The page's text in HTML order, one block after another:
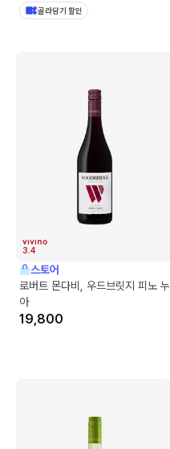
골라담기 할인
3.4
스토어
로버트 몬다비, 우드브릿지 피노 누
아
19,800